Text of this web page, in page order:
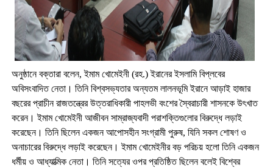
অনুষ্ঠানে বক্তারা বলেন, ইমাম খোমেইনী (রহ.) ইরানের ইসলামি বিপ্লবের
অবিসংবাদিত নেতা। তিনি বিশ্বসভ্যতার অন্যতম লালনভূমি ইরানে আড়াই হাজার
বছরের প্রাচীন রাজতন্ত্রের উত্তরাধিকারী পাহলভী বংশের স্বৈরাচারী শাসনকে উৎখাত
করেন। ইমাম খোমেইনী আজীবন সাম্রাজ্যবাদী পরাশক্তিগুলোর বিরুদ্ধে লড়াই
করেছেন। তিনি ছিলেন একজন আপোসহীন সংগ্রামী পুরুষ, যিনি সকল শোষণ ও
অনাচারের বিরুদ্ধে লড়াই করেছেন। ইমাম খোমেইনীর বড় পরিচয় হলো তিনি একজন
ধর্মীয় ও আধ্যাত্মিক নেতা। তিনি সত্যের ওপর প্রতিষ্ঠিত ছিলেন বলেই বিশ্বের